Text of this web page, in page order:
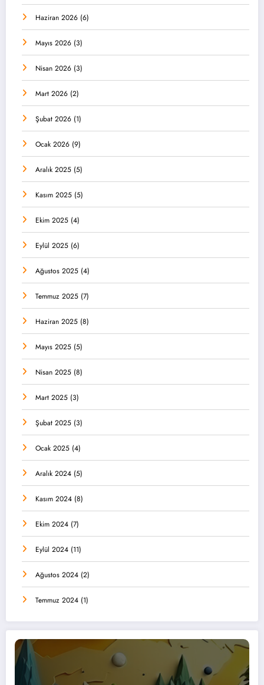
Haziran 2026 (6)
Mayıs 2026 (3)
Nisan 2026 (3)
Mart 2026 (2)
Şubat 2026 (1)
Ocak 2026 (9)
Aralık 2025 (5)
Kasım 2025 (5)
Ekim 2025 (4)
Eylül 2025 (6)
Ağustos 2025 (4)
Temmuz 2025 (7)
Haziran 2025 (8)
Mayıs 2025 (5)
Nisan 2025 (8)
Mart 2025 (3)
Şubat 2025 (3)
Ocak 2025 (4)
Aralık 2024 (5)
Kasım 2024 (8)
Ekim 2024 (7)
Eylül 2024 (11)
Ağustos 2024 (2)
Temmuz 2024 (1)